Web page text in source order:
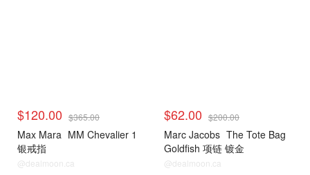
$120.00 $365.00
Max Mara MM Chevalier 1
银戒指
@dealmoon.ca
$62.00 $200.00
Marc Jacobs The Tote Bag
Goldfish 项链 镀金
@dealmoon.ca